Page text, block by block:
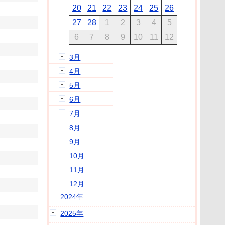
20 21 22 23 24 25
26
27
28 1 2 3 4
5
6
7 8 9 10 11 12
3月
4月
5月
6月
7月
8月
9月
10月
11月
12月
2024年
2025年